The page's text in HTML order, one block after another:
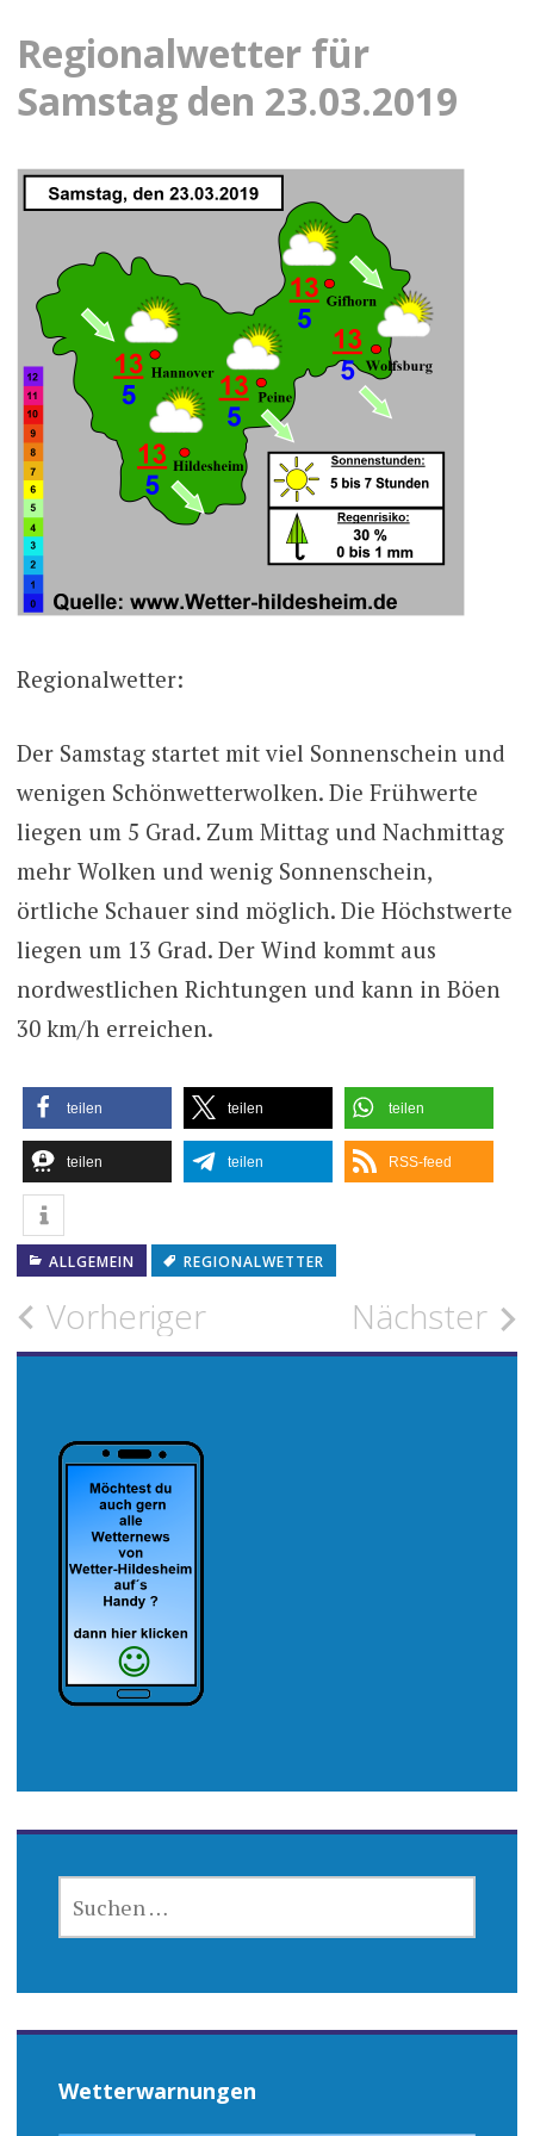
Regionalwetter für
Samstag den 23.03.2019
Regionalwetter:
Der Samstag startet mit viel Sonnenschein und
wenigen Schönwetterwolken. Die Frühwerte
liegen um 5 Grad. Zum Mittag und Nachmittag
mehr Wolken und wenig Sonnenschein,
örtliche Schauer sind möglich. Die Höchstwerte
liegen um 13 Grad. Der Wind kommt aus
nordwestlichen Richtungen und kann in Böen
30 km/h erreichen.
teilen teilen teilen
teilen teilen RSS-feed
ALLGEMEIN REGIONALWETTER
Beitragsnavigation
Vorheriger Nächster
NACH:
Wetterwarnungen